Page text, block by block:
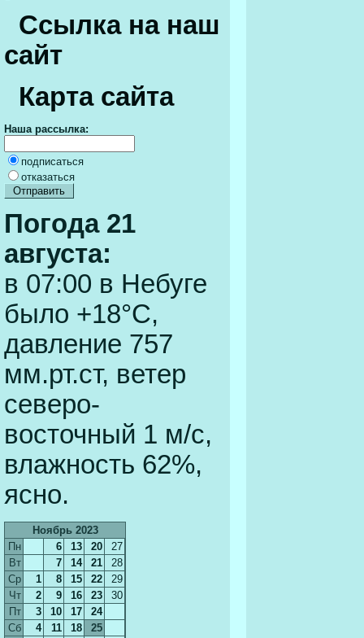
Ссылка на наш
сайт
Карта сайта
Наша рассылка:
подписаться
отказаться
Погода 21
августа:
в 07:00 в Небуге
было +18°C,
давление 757
мм.рт.ст, ветер
северо-
восточный 1 м/c,
влажность 62%,
ясно.
Ноябрь 2023
Пн
6 13 20
27
Вт
7 14 21
28
Ср
1 8 15 22
29
Чт
2 9 16 23
30
Пт
3 10 17
24
Сб
4 11 18
25